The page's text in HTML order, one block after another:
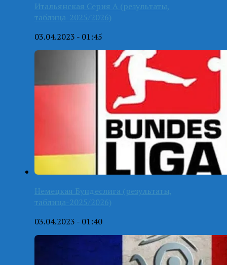
Итальянская Серия А (результаты,
таблица-2025/2026)
03.04.2023 - 01:45
Немецкая Бундеслига (результаты,
таблица-2025/2026)
03.04.2023 - 01:40